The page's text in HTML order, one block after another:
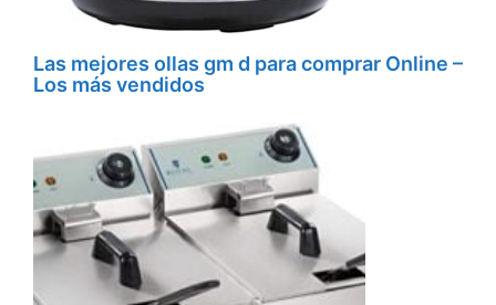
Las mejores ollas gm d para comprar Online –
Los más vendidos